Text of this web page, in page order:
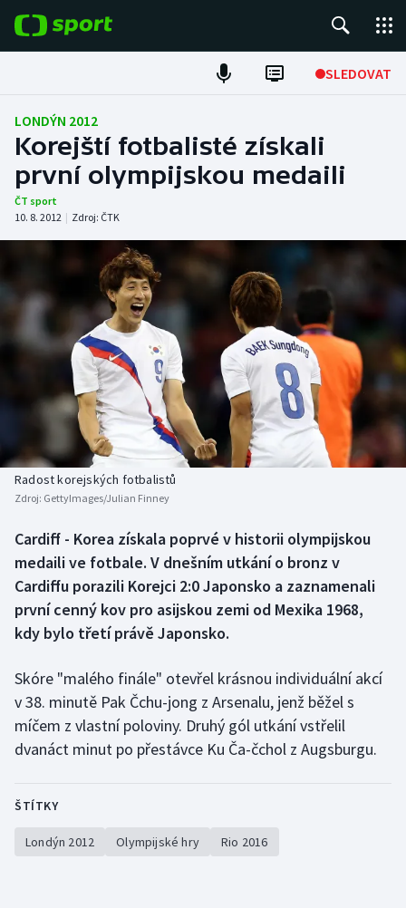
SLEDOVAT
Fotbal
Hokej
Tenis
Atletika
Cyklistika
DALŠÍ SPORTY
Americký fotbal
Baseball a softbal
Basketbal
Biatlon
Boby a skeleton
Box
Curling
Dostihy
Florbal
Golf
Gymnastika
NEPŘEHLÉDNĚTE
Soutěže
Historické návraty
Aplikace ČT sport
AZ kvíz
LONDÝN 2012
Korejští fotbalisté získali
první olympijskou medaili
ČT sport
10. 8. 2012 | Zdroj: ČTK
Radost korejských fotbalistů
Zdroj: GettyImages/Julian Finney
Cardiff - Korea získala poprvé v historii olympijskou
medaili ve fotbale. V dnešním utkání o bronz v
Cardiffu porazili Korejci 2:0 Japonsko a zaznamenali
první cenný kov pro asijskou zemi od Mexika 1968,
kdy bylo třetí právě Japonsko.
Skóre "malého finále" otevřel krásnou individuální akcí
v 38. minutě Pak Čchu-jong z Arsenalu, jenž běžel s
míčem z vlastní poloviny. Druhý gól utkání vstřelil
dvanáct minut po přestávce Ku Ča-čchol z Augsburgu.
ŠTÍTKY
Londýn 2012 Olympijské hry Rio 2016